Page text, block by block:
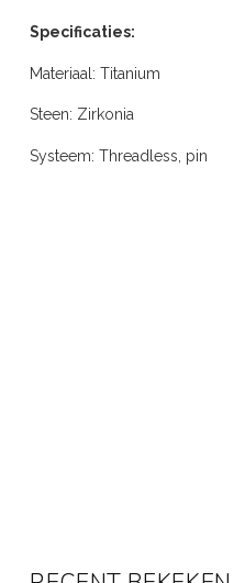
Specificaties:
Materiaal: Titanium
Steen: Zirkonia
Systeem: Threadless, pin